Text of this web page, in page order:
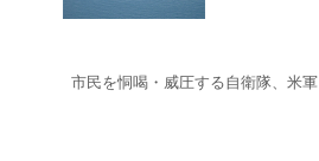
市民を恫喝・威圧する自衛隊、米軍